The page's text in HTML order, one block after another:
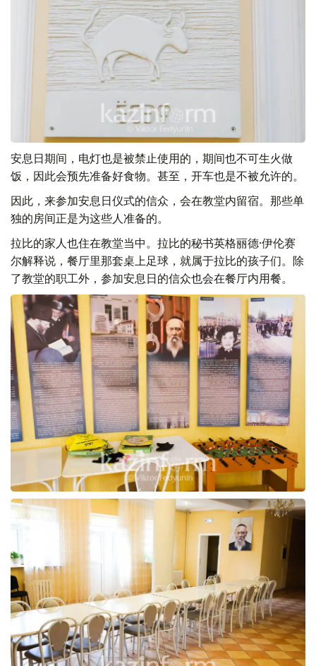
安息日期间，电灯也是被禁止使用的，期间也不可生火做
饭，因此会预先准备好食物。甚至，开车也是不被允许的。
因此，来参加安息日仪式的信众，会在教堂内留宿。那些单
独的房间正是为这些人准备的。
拉比的家人也住在教堂当中。拉比的秘书英格丽德·伊伦赛
尔解释说，餐厅里那套桌上足球，就属于拉比的孩子们。除
了教堂的职工外，参加安息日的信众也会在餐厅内用餐。